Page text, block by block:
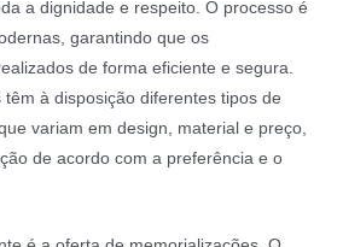
a dignidade e respeito. O processo é
garantindo que os
de forma eficiente e segura.
à disposição diferentes tipos de
variam em design, material e preço,
de acordo com a preferência e o